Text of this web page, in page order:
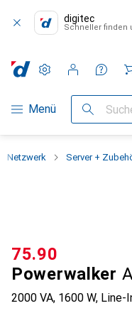
digitec
Schneller finden
Navigation nach
Menü Suche
Einstellungen
Kundenkonto
Vergleichslisten
Merklisten
Warenkorb
Netzwerk Server +
Powerwalker
2000 VA, 1600 W,
CHF
75.90